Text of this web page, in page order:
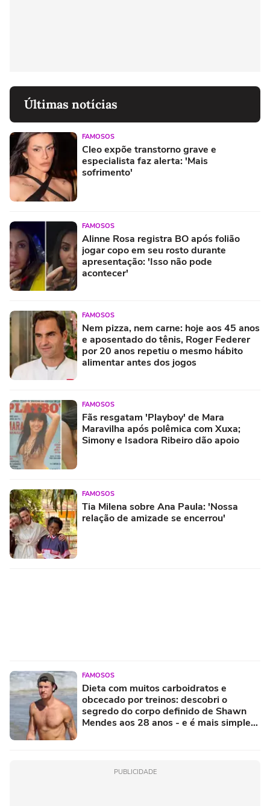
Últimas notícias
FAMOSOS
Cleo expõe transtorno grave e
especialista faz alerta: 'Mais
sofrimento'
FAMOSOS
Alinne Rosa registra BO após folião
jogar copo em seu rosto durante
apresentação: 'Isso não pode
acontecer'
FAMOSOS
Nem pizza, nem carne: hoje aos 45 anos
e aposentado do tênis, Roger Federer
por 20 anos repetiu o mesmo hábito
alimentar antes dos jogos
FAMOSOS
Fãs resgatam 'Playboy' de Mara
Maravilha após polêmica com Xuxa;
Simony e Isadora Ribeiro dão apoio
FAMOSOS
Tia Milena sobre Ana Paula: 'Nossa
relação de amizade se encerrou'
FAMOSOS
Dieta com muitos carboidratos e
obcecado por treinos: descobri o
segredo do corpo definido de Shawn
Mendes aos 28 anos - e é mais simples
PUBLICIDADE